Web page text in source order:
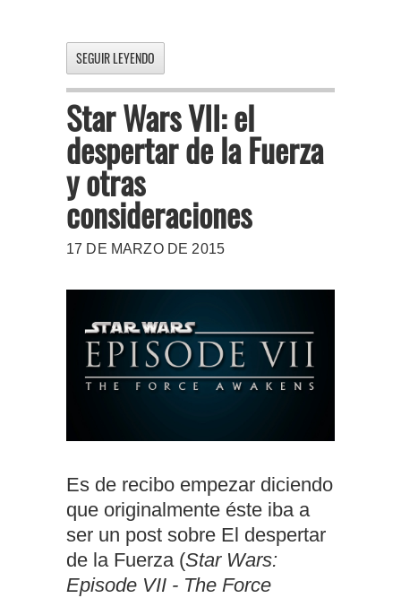
SEGUIR LEYENDO
Star Wars VII: el
despertar de la Fuerza
y otras
consideraciones
17 DE MARZO DE 2015
Es de recibo empezar diciendo
que originalmente éste iba a
ser un post sobre El despertar
de la Fuerza (Star Wars:
Episode VII - The Force